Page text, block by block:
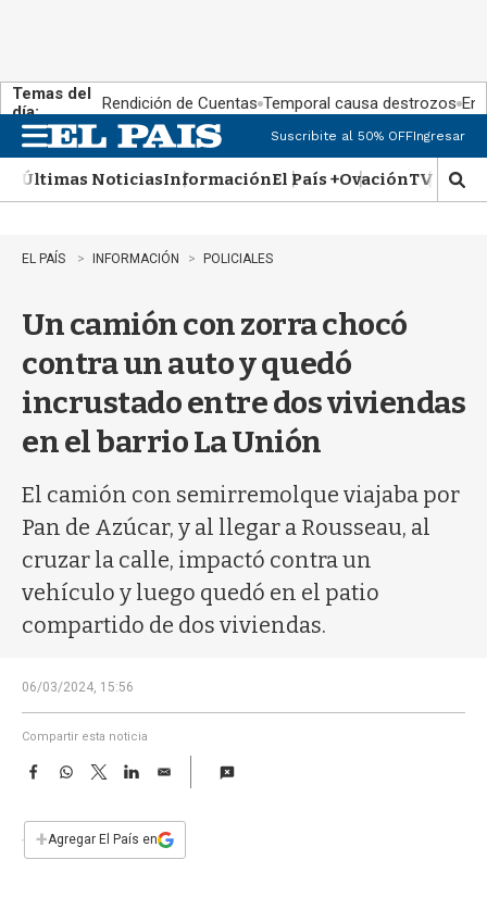
Temas del
día:
Rendición de Cuentas Temporal causa destrozos En
n
u
Suscribite al 50% OFFIngresar
Últimas NoticiasInformaciónEl País +OvaciónTV Show
M
o
q
a
EL PAÍS INFORMACIÓN POLICIALES
Un camión con zorra chocó
contra un auto y quedó
incrustado entre dos viviendas
en el barrio La Unión
El camión con semirremolque viajaba por
Pan de Azúcar, y al llegar a Rousseau, al
cruzar la calle, impactó contra un
vehículo y luego quedó en el patio
compartido de dos viviendas.
06/03/2024, 15:56
Compartir esta noticia
F
e
b
W
s
T
w
t
L
E
i
l
+Agregar El País en